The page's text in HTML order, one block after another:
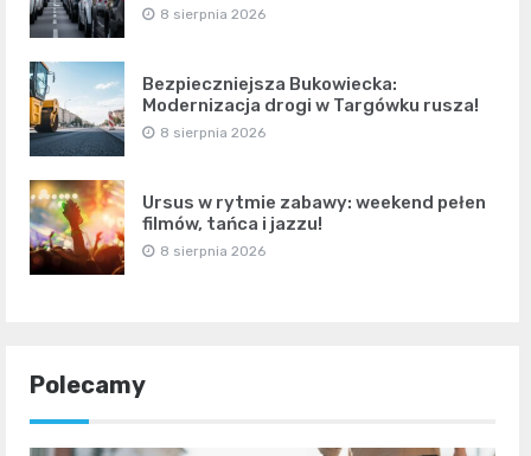
8 sierpnia 2026
Bezpieczniejsza Bukowiecka:
Modernizacja drogi w Targówku rusza!
8 sierpnia 2026
Ursus w rytmie zabawy: weekend pełen
filmów, tańca i jazzu!
8 sierpnia 2026
Polecamy